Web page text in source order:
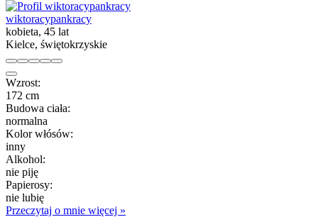
wiktoracypankracy
kobieta, 45 lat
Kielce, świętokrzyskie
Wzrost:
172 cm
Budowa ciała:
normalna
Kolor włósów:
inny
Alkohol:
nie piję
Papierosy:
nie lubię
Przeczytaj o mnie więcej »